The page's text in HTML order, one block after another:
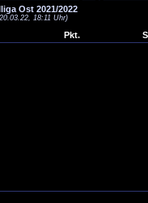
Ost 2021/2022
18:11 Uhr)
Pkt.